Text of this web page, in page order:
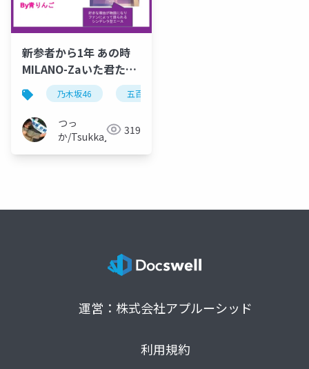
新参者から1年 あの時
MILANO-Zaいた君たち
へ「五百城茉央」編
乃木坂46 五百城茉央
つっ
か/Tsukka◢⁴⁶ 319
運営：株式会社アプルーシッド
利用規約